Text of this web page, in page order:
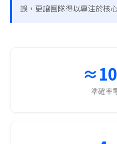
誤，更讓團隊得以專注於核
準確率